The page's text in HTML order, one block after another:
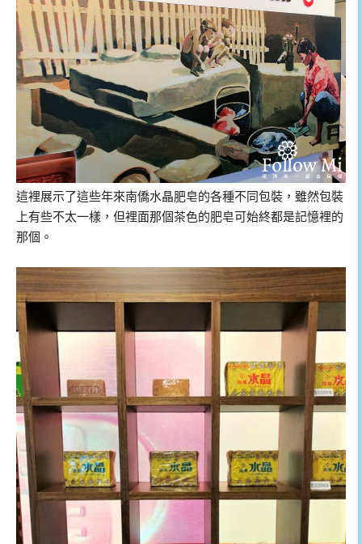
這裡展示了這些年來南僑水晶肥皂的各種不同包裝，雖然包裝
上有些不太一樣，但裡面那個茶色的肥皂可始終都是記憶裡的
那個。